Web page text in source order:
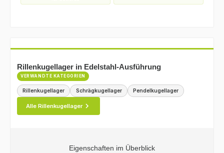
Rillenkugellager in Edelstahl-Ausführung
VERWANDTE KATEGORIEN
Rillenkugellager Schrägkugellager Pendelkugellager
Alle Rillenkugellager
Eigenschaften im Überblick